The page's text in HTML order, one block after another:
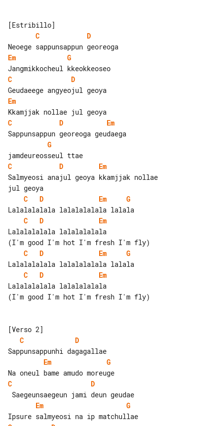
C
D
Em
G
C
D
Em
C
D
Em
G
C
D
Em
Salmyeosi anajul geoya kkamjjak nollae
C
D Em
G
C
D
Em
Lalalalalala lalalalalala
C
D Em
G
C
D
Em
Lalalalalala lalalalalala
(I'm good I'm hot I'm fresh I'm fly)
C
D
Em
G
C
D
Em
G